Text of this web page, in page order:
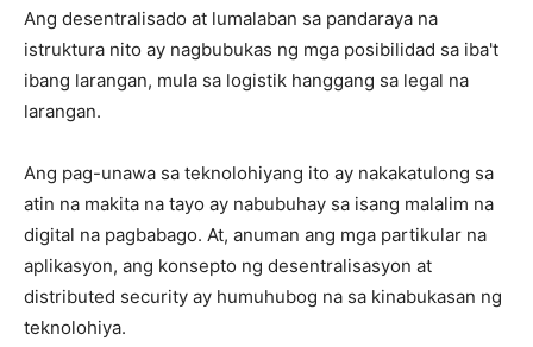
Ang desentralisado at lumalaban sa pandaraya na
istruktura nito ay nagbubukas ng mga posibilidad sa iba't
ibang larangan, mula sa logistik hanggang sa legal na
larangan.
Ang pag-unawa sa teknolohiyang ito ay nakakatulong sa
atin na makita na tayo ay nabubuhay sa isang malalim na
digital na pagbabago. At, anuman ang mga partikular na
aplikasyon, ang konsepto ng desentralisasyon at
distributed security ay humuhubog na sa kinabukasan ng
teknolohiya.